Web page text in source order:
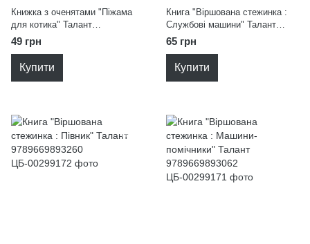
Книжка з оченятами "Піжама
для котика" Талант
9789669893406
49 грн
Купити
Книга "Віршована стежинка :
Службові машини" Талант
9789669893055
65 грн
Купити